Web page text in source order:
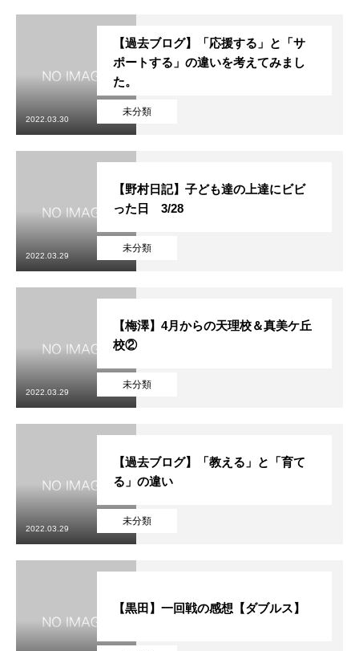
未分類
【過去ブログ】「応援する」と「サ
ポートする」の違いを考えてみまし
た。
2022.03.30
未分類
【野村日記】子ども達の上達にビビ
った日 3/28
2022.03.29
未分類
【梅澤】4月からの天理校＆真美ケ丘
校②
2022.03.29
未分類
【過去ブログ】「教える」と「育て
る」の違い
2022.03.29
【黒田】一回戦の感想【ダブルス】